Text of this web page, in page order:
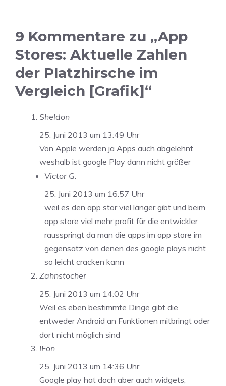
9 Kommentare zu „App
Stores: Aktuelle Zahlen
der Platzhirsche im
Vergleich [Grafik]“
Sheldon
25. Juni 2013 um 13:49 Uhr
Von Apple werden ja Apps auch abgelehnt
weshalb ist google Play dann nicht größer
Victor G.
25. Juni 2013 um 16:57 Uhr
weil es den app stor viel länger gibt und beim
app store viel mehr profit für die entwickler
rausspringt da man die apps im app store im
gegensatz von denen des google plays nicht
so leicht cracken kann
Zahnstocher
25. Juni 2013 um 14:02 Uhr
Weil es eben bestimmte Dinge gibt die
entweder Android an Funktionen mitbringt oder
dort nicht möglich sind
IFön
25. Juni 2013 um 14:36 Uhr
Google play hat doch aber auch widgets,